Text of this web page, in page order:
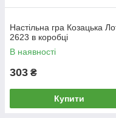
Настільна гра Козацька
2623 в коробці
В наявності
303 ₴
Купити